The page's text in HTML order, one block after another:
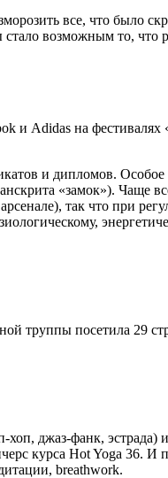
все, что было
возможным то, что
Adidas на
и дипломов.
«замок»). Чаще
так что при
труппы посетила 29
джаз-фанк,
курса Hot Yoga 36. И
breathwork.